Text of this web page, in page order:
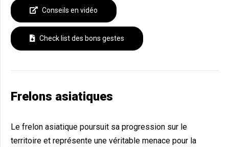
Conseils en vidéo
Check list des bons gestes
Frelons asiatiques
Le frelon asiatique poursuit sa progression sur le
territoire et représente une véritable menace pour la